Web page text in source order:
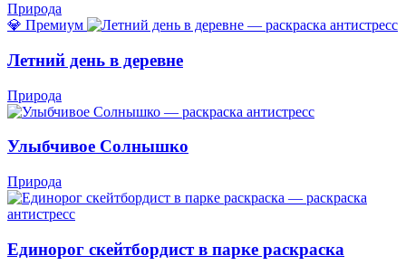
Природа
💎 Премиум
Летний день в деревне
Природа
Улыбчивое Солнышко
Природа
Единорог скейтбордист в парке раскраска